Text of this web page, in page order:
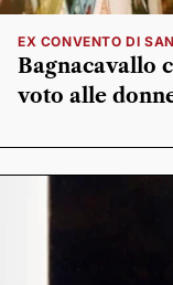
EX CONVENTO DI
Bagnacavallo
voto alle